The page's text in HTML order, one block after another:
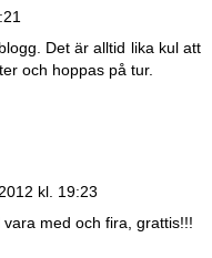
Det är alltid lika kul att
och hoppas på tur.
kl. 19:23
med och fira, grattis!!!